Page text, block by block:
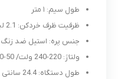
طول سیم: ۱ متر
ظرفیت ظرف خردکن: 2.1 لیتر
جنس پره: استیل ضد زنگ
ولتاژ: 220-240 ولت/ 50-60 هرتز
طول دستگاه: 24.4 سانتی متر